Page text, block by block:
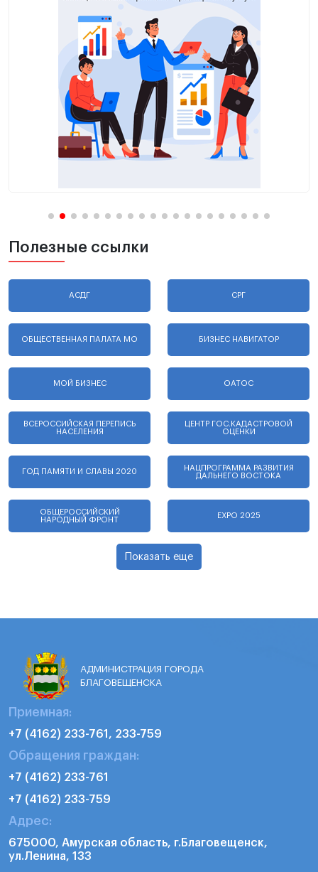
Полезные ссылки
АСДГ СРГ
ОБЩЕСТВЕННАЯ ПАЛАТА МО БИЗНЕС НАВИГАТОР
МОЙ БИЗНЕС ОАТОС
ВСЕРОССИЙСКАЯ ПЕРЕПИСЬ
НАСЕЛЕНИЯ
ЦЕНТР ГОС.КАДАСТРОВОЙ
ОЦЕНКИ
ГОД ПАМЯТИ И СЛАВЫ 2020
НАЦПРОГРАММА РАЗВИТИЯ
ДАЛЬНЕГО ВОСТОКА
ОБЩЕРОССИЙСКИЙ
НАРОДНЫЙ ФРОНТ
EXPO 2025
Показать еще
АДМИНИСТРАЦИЯ ГОРОДА
БЛАГОВЕЩЕНСКА
Приемная:
+7 (4162) 233-761, 233-759
Обращения граждан:
+7 (4162) 233-761
+7 (4162) 233-759
Адрес:
675000, Амурская область, г.Благовещенск,
ул.Ленина, 133